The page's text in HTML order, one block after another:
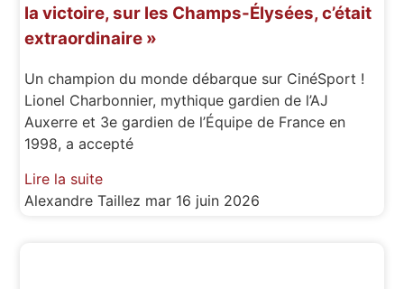
la victoire, sur les Champs-Élysées, c’était
extraordinaire »
Un champion du monde débarque sur CinéSport !
Lionel Charbonnier, mythique gardien de l’AJ
Auxerre et 3e gardien de l’Équipe de France en
1998, a accepté
Lire la suite
Alexandre Taillez mar 16 juin 2026